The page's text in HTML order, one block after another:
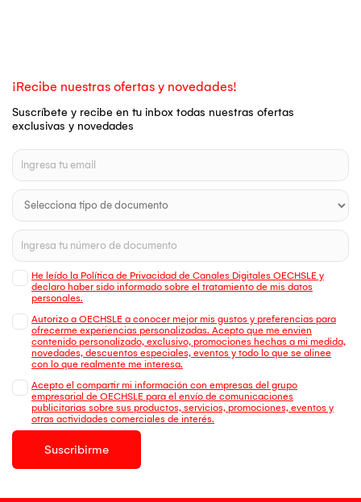
¡Recibe nuestras ofertas y novedades!
Suscríbete y recibe en tu inbox todas nuestras ofertas
exclusivas y novedades
He leído la Política de Privacidad de Canales Digitales OECHSLE y
declaro haber sido informado sobre el tratamiento de mis datos
personales.
Autorizo a OECHSLE a conocer mejor mis gustos y preferencias para
ofrecerme experiencias personalizadas. Acepto que me envien
contenido personalizado, exclusivo, promociones hechas a mi medida,
novedades, descuentos especiales, eventos y todo lo que se alinee
con lo que realmente me interesa.
Acepto el compartir mi información con empresas del grupo
empresarial de OECHSLE para el envío de comunicaciones
publicitarias sobre sus productos, servicios, promociones, eventos y
otras actividades comerciales de interés.
Suscribirme